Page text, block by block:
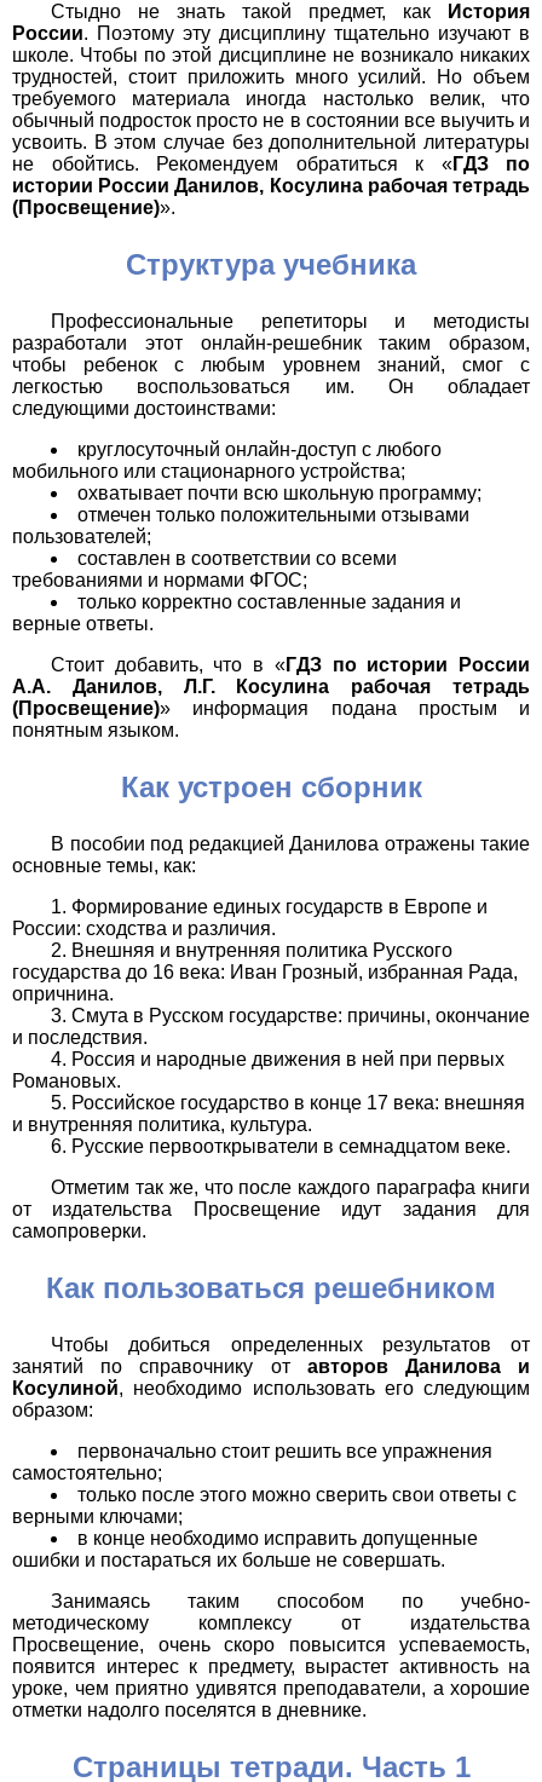
Стыдно не знать такой предмет, как
История
России. Поэтому эту дисциплину тщательно изучают в
школе. Чтобы по этой дисциплине не возникало никаких
трудностей, стоит приложить много усилий. Но объем
требуемого материала иногда настолько велик, что
обычный подросток просто не в состоянии все выучить и
усвоить. В этом случае без дополнительной литературы
не обойтись. Рекомендуем обратиться к «ГДЗ по
истории России Данилов, Косулина рабочая тетрадь
(Просвещение)».
Структура учебника
Профессиональные репетиторы и методисты
разработали этот онлайн-решебник таким образом,
чтобы ребенок с любым уровнем знаний, смог с
легкостью воспользоваться им. Он обладает
следующими достоинствами:
круглосуточный онлайн-доступ с любого
мобильного или стационарного устройства;
охватывает почти всю школьную программу;
отмечен только положительными отзывами
пользователей;
составлен в соответствии со всеми
требованиями и нормами ФГОС;
только корректно составленные задания и
верные ответы.
Стоит добавить, что в «ГДЗ по истории России
А.А. Данилов, Л.Г. Косулина рабочая тетрадь
(Просвещение)» информация подана простым и
понятным языком.
Как устроен сборник
В пособии под редакцией Данилова отражены такие
основные темы, как:
Формирование единых государств в Европе и
России: сходства и различия.
Внешняя и внутренняя политика Русского
государства до 16 века: Иван Грозный, избранная Рада,
опричнина.
Смута в Русском государстве: причины, окончание
и последствия.
Россия и народные движения в ней при первых
Романовых.
Российское государство в конце 17 века: внешняя
и внутренняя политика, культура.
Русские первооткрыватели в семнадцатом веке.
Отметим так же, что после каждого параграфа книги
от издательства Просвещение идут задания для
самопроверки.
Как пользоваться решебником
Чтобы добиться определенных результатов от
занятий по справочнику от авторов Данилова и
Косулиной, необходимо использовать его следующим
образом:
первоначально стоит решить все упражнения
самостоятельно;
только после этого можно сверить свои ответы с
верными ключами;
в конце необходимо исправить допущенные
ошибки и постараться их больше не совершать.
Занимаясь таким способом по учебно-
методическому комплексу от издательства
Просвещение, очень скоро повысится успеваемость,
появится интерес к предмету, вырастет активность на
уроке, чем приятно удивятся преподаватели, а хорошие
отметки надолго поселятся в дневнике.
Страницы тетради. Часть 1